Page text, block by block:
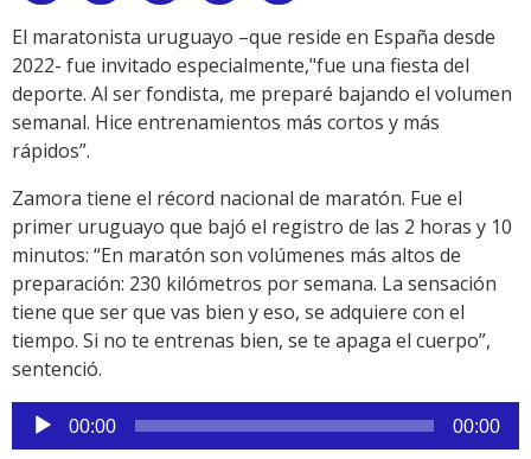
Link
El maratonista uruguayo –que reside en España desde
2022- fue invitado especialmente,"fue una fiesta del
deporte. Al ser fondista, me preparé bajando el volumen
semanal. Hice entrenamientos más cortos y más
rápidos”.
Zamora tiene el récord nacional de maratón. Fue el
primer uruguayo que bajó el registro de las 2 horas y 10
minutos: “En maratón son volúmenes más altos de
preparación: 230 kilómetros por semana. La sensación
tiene que ser que vas bien y eso, se adquiere con el
tiempo. Si no te entrenas bien, se te apaga el cuerpo”,
sentenció.
Reproductor
de
00:00 00:00